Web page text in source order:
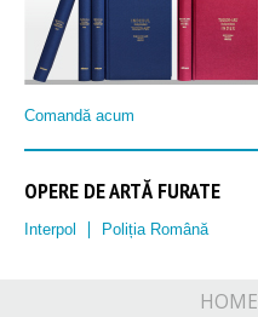
Comandă acum
OPERE DE ARTĂ FURATE
Interpol Poliția Română
HOME